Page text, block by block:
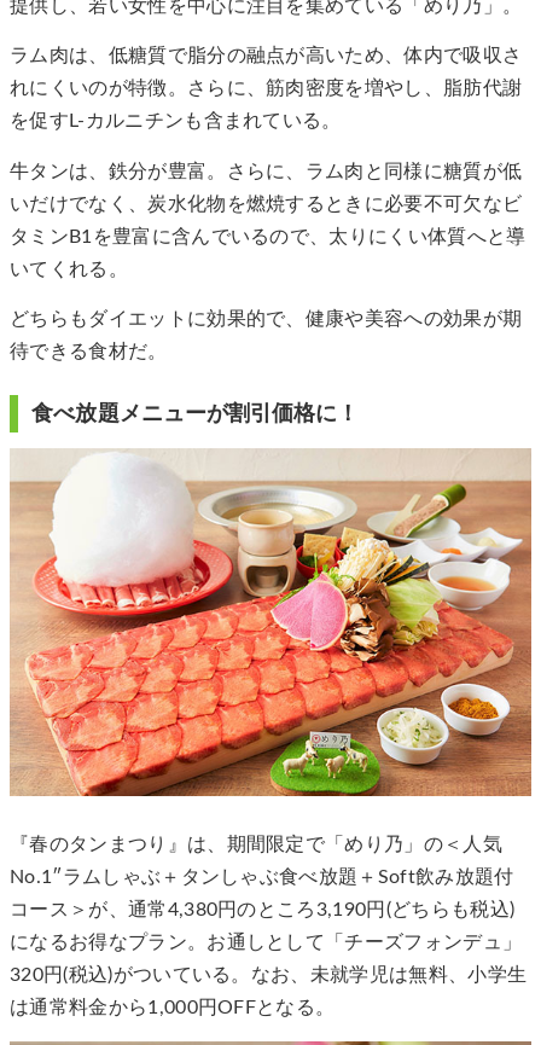
提供し、若い女性を中心に注目を集めている「めり乃」。
ラム肉は、低糖質で脂分の融点が高いため、体内で吸収さ
れにくいのが特徴。さらに、筋肉密度を増やし、脂肪代謝
を促すL-カルニチンも含まれている。
牛タンは、鉄分が豊富。さらに、ラム肉と同様に糖質が低
いだけでなく、炭水化物を燃焼するときに必要不可欠なビ
タミンB1を豊富に含んでいるので、太りにくい体質へと導
いてくれる。
どちらもダイエットに効果的で、健康や美容への効果が期
待できる食材だ。
食べ放題メニューが割引価格に！
『春のタンまつり』は、期間限定で「めり乃」の＜人気
No.1″ラムしゃぶ＋タンしゃぶ食べ放題＋Soft飲み放題付
コース＞が、通常4,380円のところ3,190円(どちらも税込)
になるお得なプラン。お通しとして「チーズフォンデュ」
320円(税込)がついている。なお、未就学児は無料、小学生
は通常料金から1,000円OFFとなる。